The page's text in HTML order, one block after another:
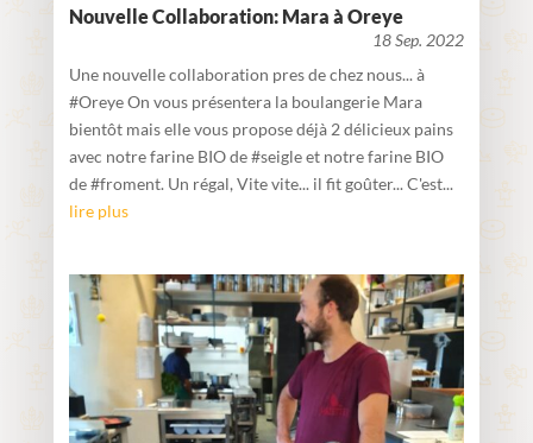
Nouvelle Collaboration: Mara à Oreye
18 Sep. 2022
Une nouvelle collaboration pres de chez nous... à
#Oreye On vous présentera la boulangerie Mara
bientôt mais elle vous propose déjà 2 délicieux pains
avec notre farine BIO de #seigle et notre farine BIO
de #froment. Un régal, Vite vite... il fit goûter... C'est...
lire plus